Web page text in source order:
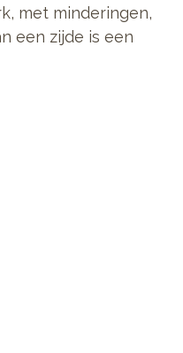
met minderingen,
een zijde is een